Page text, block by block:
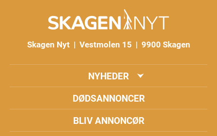
Skagen Nyt | Vestmolen 15 | 9900 Skagen
NYHEDER
DØDSANNONCER
BLIV ANNONCØR